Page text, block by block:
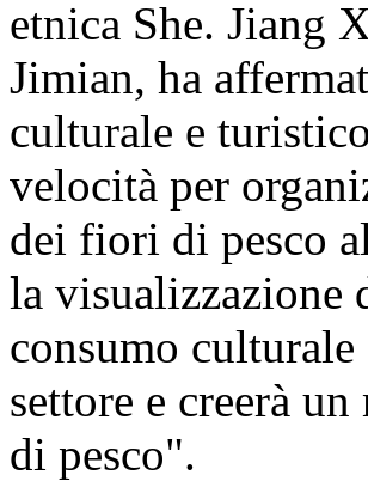
etnica She. Jiang
Jimian, ha
culturale e
velocità per
dei fiori di pesco
la visualizzazione
consumo
settore e creerà
di pesco".